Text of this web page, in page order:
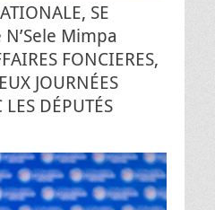
SE
Mimpa
FONCIERES,
JOURNÉES
LES DÉPUTÉS